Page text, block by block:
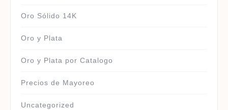
Oro Sólido 14K
Oro y Plata
Oro y Plata por Catalogo
Precios de Mayoreo
Uncategorized